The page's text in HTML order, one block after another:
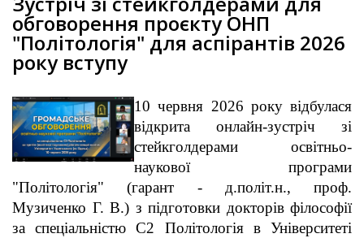
обговорення проєкту ОНП
"Політологія" для аспірантів 2026
року вступу
10 червня 2026 року відбулася
відкрита онлайн-зустріч зі
стейкголдерами освітньо-
наукової програми
"Політологія" (гарант - д.політ.н., проф.
Музиченко Г. В.) з підготовки докторів філософії
за спеціальністю С2 Політологія в Університеті